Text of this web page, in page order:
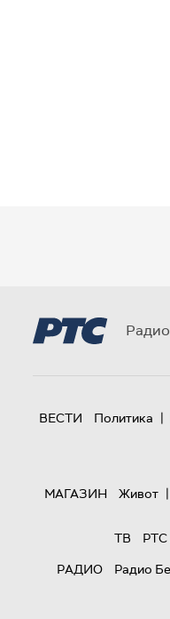
ВЕСТИ Политика |
МАГАЗИН
Живот |
ТВ
РТС
РАДИО
Радио